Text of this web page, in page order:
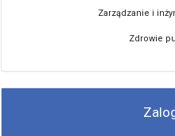
Zarządzanie i
Zdrowie